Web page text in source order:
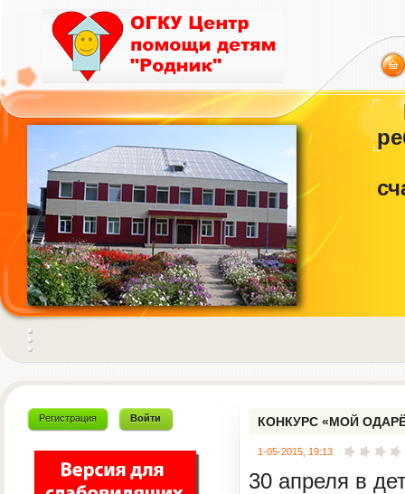
Регистрация Войти КОНКУРС «МОЙ
1-05-2015, 19:13
30 апреля в